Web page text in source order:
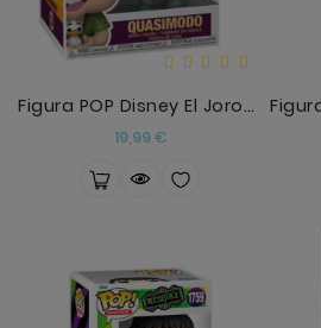
Figura POP Disney El Jorobado De Notre Dame Quasim
19,99 €Precio